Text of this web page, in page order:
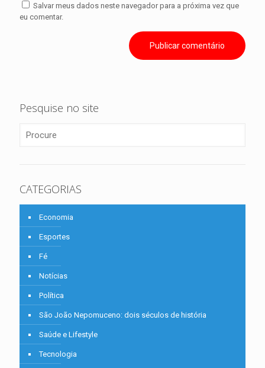
Salvar meus dados neste navegador para a próxima vez que
eu comentar.
Pesquise no site
CATEGORIAS
Economia
Esportes
Fé
Notícias
Política
São João Nepomuceno: dois séculos de história
Saúde e Lifestyle
Tecnologia